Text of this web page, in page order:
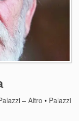
– Altro • Palazzi